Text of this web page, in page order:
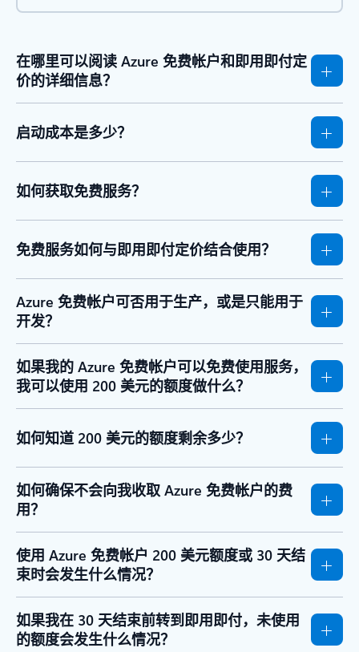
在哪里可以阅读 Azure 免费帐户和即用即付定
价的详细信息？
启动成本是多少？
如何获取免费服务？
免费服务如何与即用即付定价结合使用？
Azure 免费帐户可否用于生产，或是只能用于
开发？
如果我的 Azure 免费帐户可以免费使用服务，
我可以使用 200 美元的额度做什么？
如何知道 200 美元的额度剩余多少？
如何确保不会向我收取 Azure 免费帐户的费
用？
使用 Azure 免费帐户 200 美元额度或 30 天结
束时会发生什么情况？
如果我在 30 天结束前转到即用即付，未使用
的额度会发生什么情况？